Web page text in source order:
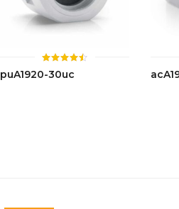
ให้
คะแนน
puA1920-30uc